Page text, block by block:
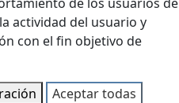
actividad del usuario y
con el fin objetivo de
Aceptar todas